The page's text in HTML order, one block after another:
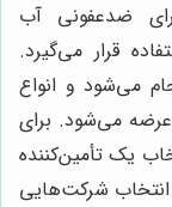
ضدعفونی آب
قرار می‌گیرد.
می‌شود و انواع
عرضه می‌شود. برای
یک تأمین‌کننده
انتخاب شرکت‌هایی